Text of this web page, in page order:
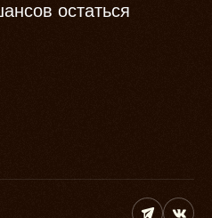
остаться